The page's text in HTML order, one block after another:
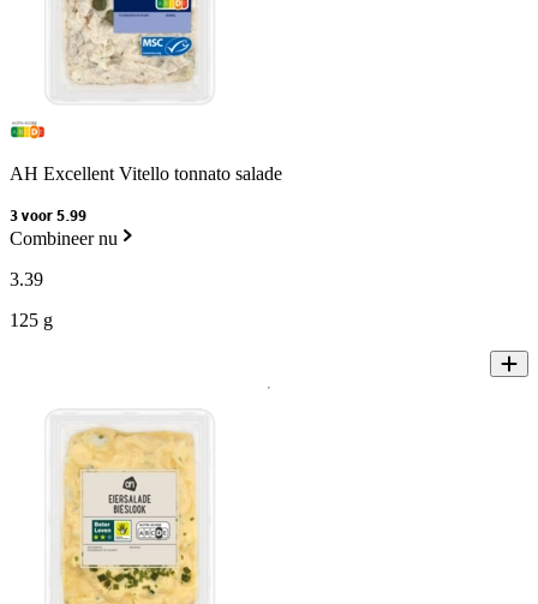
AH Excellent Vitello tonnato salade
3 voor 5.99
Combineer nu
3.39
125 g